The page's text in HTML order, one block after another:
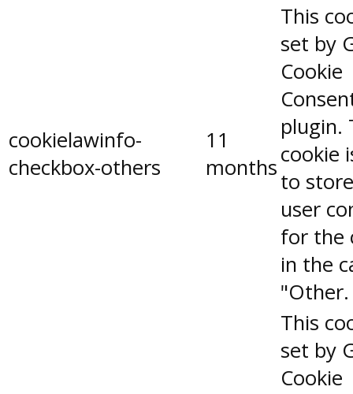
cookielawinfo-
checkbox-others
11
months
This
set by
Cookie
plugin.
cookie
to
user
for the
in the
"Other.
This
set by
Cookie